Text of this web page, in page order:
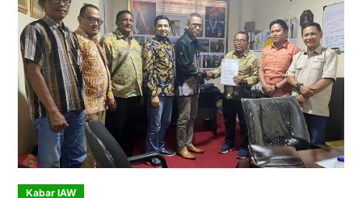
Kabar IAW